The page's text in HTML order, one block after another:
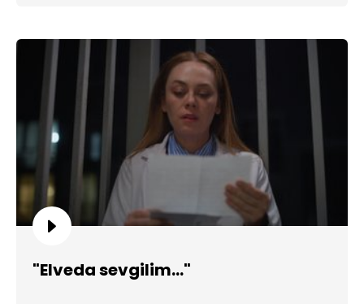
"Elveda sevgilim..."